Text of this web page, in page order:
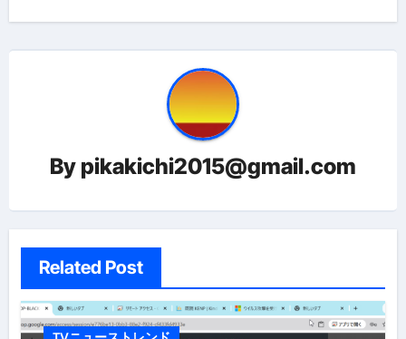
シ
ョ
ン
By pikakichi2015@gmail.com
Related Post